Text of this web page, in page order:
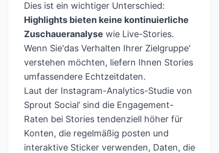
Dies ist ein wichtiger Unterschied:
Highlights bieten keine kontinuierliche
Zuschaueranalyse wie Live-Stories.
Wenn Sie'das Verhalten Ihrer Zielgruppe'
verstehen möchten, liefern Ihnen Stories
umfassendere Echtzeitdaten.
Laut der Instagram-Analytics-Studie von
Sprout Social’ sind die Engagement-
Raten bei Stories tendenziell höher für
Konten, die regelmäßig posten und
interaktive Sticker verwenden, Daten, die